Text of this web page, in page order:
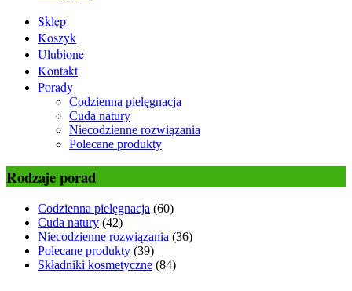
Sklep
Koszyk
Ulubione
Kontakt
Porady
Codzienna pielęgnacja
Cuda natury
Niecodzienne rozwiązania
Polecane produkty
Rodzaje porad
Codzienna pielęgnacja (60)
Cuda natury (42)
Niecodzienne rozwiązania (36)
Polecane produkty (39)
Składniki kosmetyczne (84)